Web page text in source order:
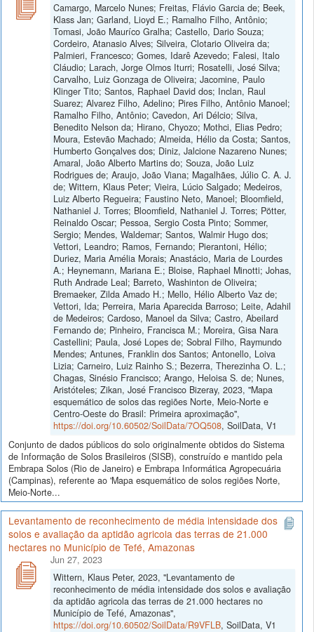
Camargo, Marcelo Nunes; Freitas, Flávio Garcia de; Beek,
Klass Jan; Garland, Lioyd E.; Ramalho Filho, Antônio;
Tomasi, João Mauríco Gralha; Castello, Dario Souza;
Cordeiro, Atanasio Alves; Silveira, Clotario Oliveira da;
Palmieri, Francesco; Gomes, Idarê Azevedo; Falesi, Italo
Cláudio; Larach, Jorge Olmos Iturri; Rosatelli, José Silva;
Carvalho, Luiz Gonzaga de Oliveira; Jacomine, Paulo
Klinger Tito; Santos, Raphael David dos; Inclan, Raul
Suarez; Alvarez Filho, Adelino; Pires Filho, Antônio Manoel;
Ramalho Filho, Antônio; Cavedon, Ari Délcio; Silva,
Benedito Nelson da; Hirano, Chyozo; Mothci, Elias Pedro;
Moura, Estevão Machado; Almeida, Hélio da Costa; Santos,
Humberto Gonçalves dos; Diniz, Jalcione Nazareno Nunes;
Amaral, João Alberto Martins do; Souza, João Luiz
Rodrigues de; Araujo, João Viana; Magalhães, Júlio C. A. J.
de; Wittern, Klaus Peter; Vieira, Lúcio Salgado; Medeiros,
Luiz Alberto Regueira; Faustino Neto, Manoel; Bloomfield,
Nathaniel J. Torres; Bloomfield, Nathaniel J. Torres; Pötter,
Reinaldo Oscar; Pessoa, Sergio Costa Pinto; Sommer,
Sergio; Mendes, Waldemar; Santos, Walmir Hugo dos;
Vettori, Leandro; Ramos, Fernando; Pierantoni, Hélio;
Duriez, Maria Amélia Morais; Anastácio, Maria de Lourdes
A.; Heynemann, Mariana E.; Bloise, Raphael Minotti; Johas,
Ruth Andrade Leal; Barreto, Washinton de Oliveira;
Bremaeker, Zilda Amado H.; Mello, Hélio Alberto Vaz de;
Vettori, Ida; Perreira, Maria Aparecida Barroso; Leite, Adahil
de Medeiros; Cardoso, Manoel da Silva; Castro, Abeilard
Fernando de; Pinheiro, Francisca M.; Moreira, Gisa Nara
Castellini; Paula, José Lopes de; Sobral Filho, Raymundo
Mendes; Antunes, Franklin dos Santos; Antonello, Loiva
Lizia; Carneiro, Luiz Rainho S.; Bezerra, Therezinha O. L.;
Chagas, Sinésio Francisco; Arango, Heloisa S. de; Nunes,
Aristóteles; Zikan, José Francisco Bizeray, 2023, "Mapa
esquemático de solos das regiões Norte, Meio-Norte e
Centro-Oeste do Brasil: Primeira aproximação",
https://doi.org/10.60502/SoilData/7OQ508, SoilData, V1
Conjunto de dados públicos do solo originalmente obtidos do Sistema
de Informação de Solos Brasileiros (SISB), construído e mantido pela
Embrapa Solos (Rio de Janeiro) e Embrapa Informática Agropecuária
(Campinas), referente ao 'Mapa esquemático de solos regiões Norte,
Meio-Norte...
Levantamento de reconhecimento de média intensidade dos
solos e avaliação da aptidão agricola das terras de 21.000
hectares no Município de Tefé, Amazonas
Jun 27, 2023
Wittern, Klaus Peter, 2023, "Levantamento de
reconhecimento de média intensidade dos solos e avaliação
da aptidão agricola das terras de 21.000 hectares no
Município de Tefé, Amazonas",
https://doi.org/10.60502/SoilData/R9VFLB, SoilData, V1